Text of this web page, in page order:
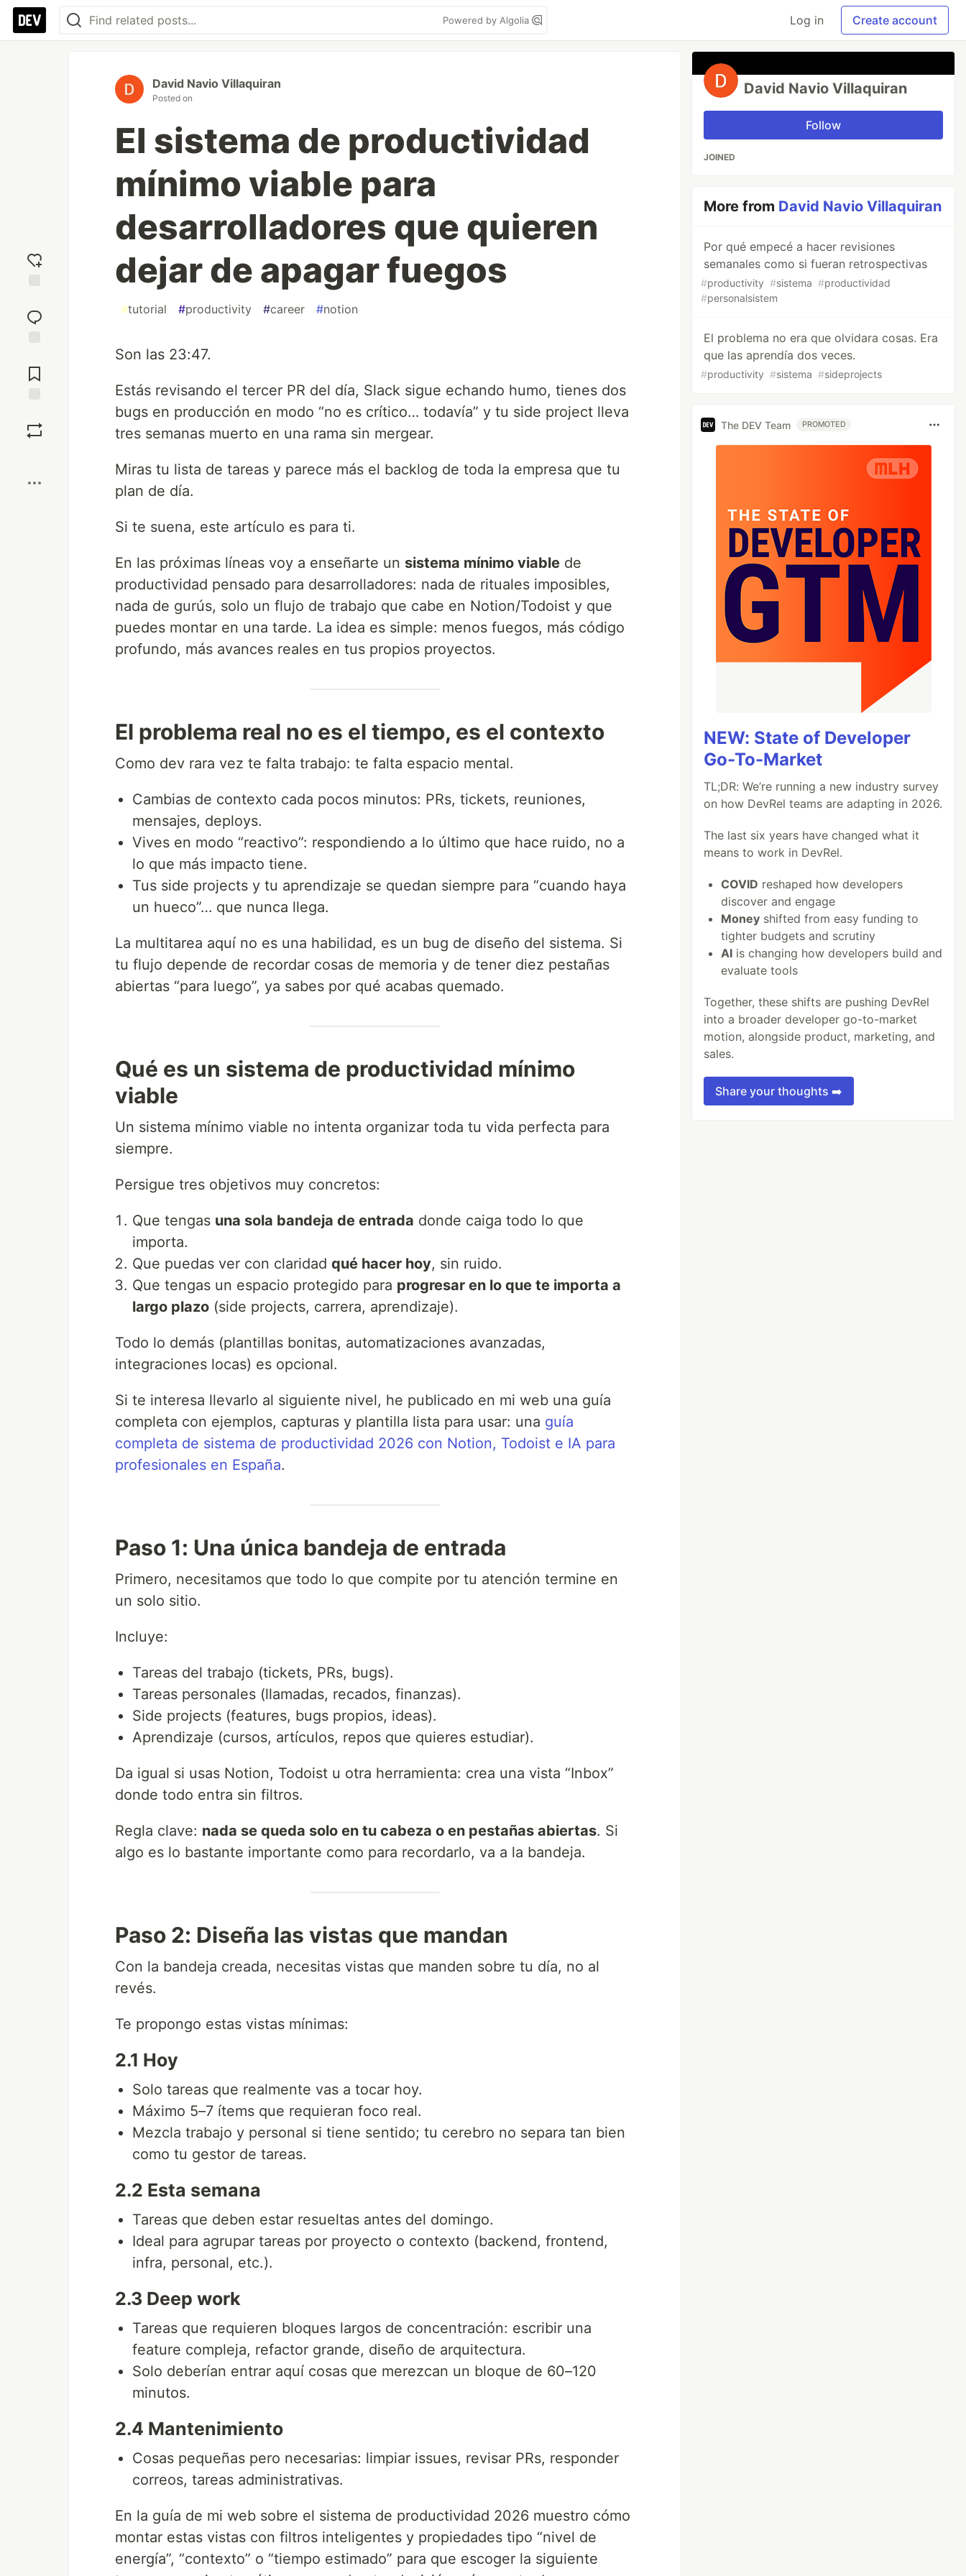
Powered by Algolia Log in Create account
reaction
Comments
David Navio Villaquiran
Posted on
El sistema de productividad
mínimo viable para
desarrolladores que quieren
dejar de apagar fuegos
#tutorial #productivity #career #notion
Son las 23:47.
Estás revisando el tercer PR del día, Slack sigue echando humo, tienes dos
bugs en producción en modo “no es crítico… todavía” y tu side project lleva
tres semanas muerto en una rama sin mergear.
Miras tu lista de tareas y parece más el backlog de toda la empresa que tu
plan de día.
Si te suena, este artículo es para ti.
En las próximas líneas voy a enseñarte un sistema mínimo viable de
productividad pensado para desarrolladores: nada de rituales imposibles,
nada de gurús, solo un flujo de trabajo que cabe en Notion/Todoist y que
puedes montar en una tarde. La idea es simple: menos fuegos, más código
profundo, más avances reales en tus propios proyectos.
El problema real no es el tiempo, es el contexto
Como dev rara vez te falta trabajo: te falta espacio mental.
Cambias de contexto cada pocos minutos: PRs, tickets, reuniones,
mensajes, deploys.
Vives en modo “reactivo”: respondiendo a lo último que hace ruido, no a
lo que más impacto tiene.
Tus side projects y tu aprendizaje se quedan siempre para “cuando haya
un hueco”… que nunca llega.
La multitarea aquí no es una habilidad, es un bug de diseño del sistema. Si
tu flujo depende de recordar cosas de memoria y de tener diez pestañas
abiertas “para luego”, ya sabes por qué acabas quemado.
Qué es un sistema de productividad mínimo
viable
Un sistema mínimo viable no intenta organizar toda tu vida perfecta para
siempre.
Persigue tres objetivos muy concretos:
Que tengas una sola bandeja de entrada donde caiga todo lo que
importa.
Que puedas ver con claridad qué hacer hoy, sin ruido.
Que tengas un espacio protegido para progresar en lo que te importa a
largo plazo (side projects, carrera, aprendizaje).
Todo lo demás (plantillas bonitas, automatizaciones avanzadas,
integraciones locas) es opcional.
Si te interesa llevarlo al siguiente nivel, he publicado en mi web una guía
completa con ejemplos, capturas y plantilla lista para usar: una guía
completa de sistema de productividad 2026 con Notion, Todoist e IA para
profesionales en España.
Paso 1: Una única bandeja de entrada
Primero, necesitamos que todo lo que compite por tu atención termine en
un solo sitio.
Incluye:
Tareas del trabajo (tickets, PRs, bugs).
Tareas personales (llamadas, recados, finanzas).
Side projects (features, bugs propios, ideas).
Aprendizaje (cursos, artículos, repos que quieres estudiar).
Da igual si usas Notion, Todoist u otra herramienta: crea una vista “Inbox”
donde todo entra sin filtros.
Regla clave: nada se queda solo en tu cabeza o en pestañas abiertas. Si
algo es lo bastante importante como para recordarlo, va a la bandeja.
Paso 2: Diseña las vistas que mandan
Con la bandeja creada, necesitas vistas que manden sobre tu día, no al
revés.
Te propongo estas vistas mínimas:
2.1 Hoy
Solo tareas que realmente vas a tocar hoy.
Máximo 5–7 ítems que requieran foco real.
Mezcla trabajo y personal si tiene sentido; tu cerebro no separa tan bien
como tu gestor de tareas.
2.2 Esta semana
Tareas que deben estar resueltas antes del domingo.
Ideal para agrupar tareas por proyecto o contexto (backend, frontend,
infra, personal, etc.).
2.3 Deep work
Tareas que requieren bloques largos de concentración: escribir una
feature compleja, refactor grande, diseño de arquitectura.
Solo deberían entrar aquí cosas que merezcan un bloque de 60–120
minutos.
2.4 Mantenimiento
Cosas pequeñas pero necesarias: limpiar issues, revisar PRs, responder
correos, tareas administrativas.
En la guía de mi web sobre el sistema de productividad 2026 muestro cómo
montar estas vistas con filtros inteligentes y propiedades tipo “nivel de
energía”, “contexto” o “tiempo estimado” para que escoger la siguiente
David Navio Villaquiran
Follow
JOINED
More from David Navio Villaquiran
Por qué empecé a hacer revisiones
semanales como si fueran retrospectivas
#productivity #sistema #productividad
#personalsistem
El problema no era que olvidara cosas. Era
que las aprendía dos veces.
#productivity #sistema #sideprojects
The DEV Team PROMOTED
NEW: State of Developer
Go-To-Market
TL;DR: We’re running a new industry survey
on how DevRel teams are adapting in 2026.
The last six years have changed what it
means to work in DevRel.
COVID reshaped how developers
discover and engage
Money shifted from easy funding to
tighter budgets and scrutiny
AI is changing how developers build and
evaluate tools
Together, these shifts are pushing DevRel
into a broader developer go-to-market
motion, alongside product, marketing, and
sales.
Share your thoughts ➡️